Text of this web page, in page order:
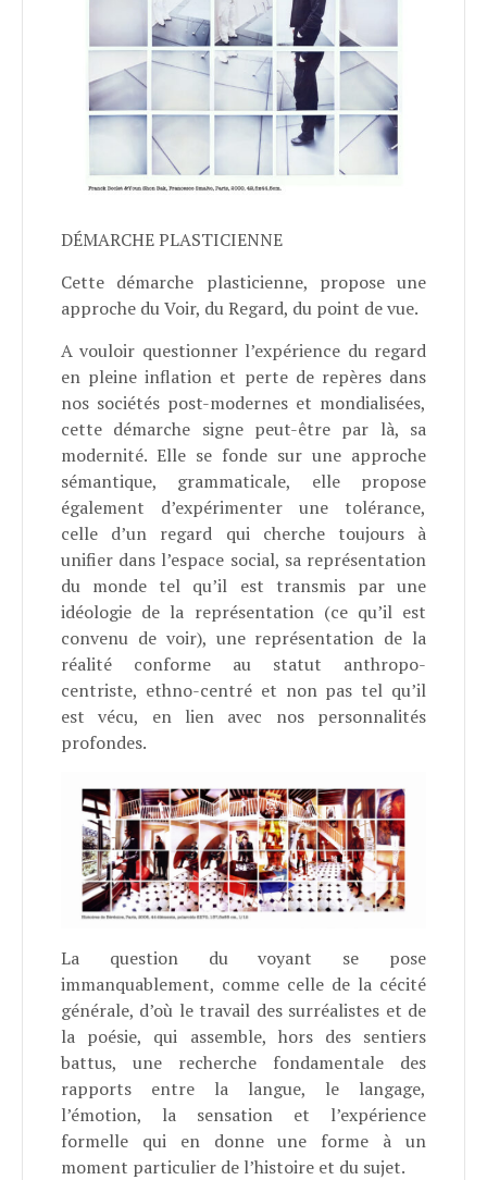
DÉMARCHE PLASTICIENNE
Cette démarche plasticienne, propose une
approche du Voir, du Regard, du point de vue.
A vouloir questionner l’expérience du regard
en pleine inflation et perte de repères dans
nos sociétés post-modernes et mondialisées,
cette démarche signe peut-être par là, sa
modernité. Elle se fonde sur une approche
sémantique, grammaticale, elle propose
également d’expérimenter une tolérance,
celle d’un regard qui cherche toujours à
unifier dans l’espace social, sa représentation
du monde tel qu’il est transmis par une
idéologie de la représentation (ce qu’il est
convenu de voir), une représentation de la
réalité conforme au statut anthropo-
centriste, ethno-centré et non pas tel qu’il
est vécu, en lien avec nos personnalités
profondes.
La question du voyant se pose
immanquablement, comme celle de la cécité
générale, d’où le travail des surréalistes et de
la poésie, qui assemble, hors des sentiers
battus, une recherche fondamentale des
rapports entre la langue, le langage,
l’émotion, la sensation et l’expérience
formelle qui en donne une forme à un
moment particulier de l’histoire et du sujet.